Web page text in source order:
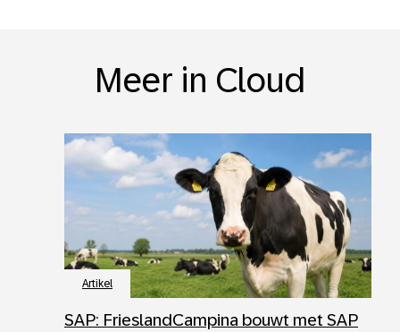
Meer in Cloud
Artikel
SAP: FrieslandCampina bouwt met SAP